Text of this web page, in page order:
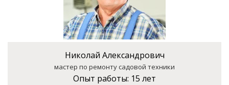
Николай Александрович
мастер по ремонту садовой техники
Опыт работы: 15 лет